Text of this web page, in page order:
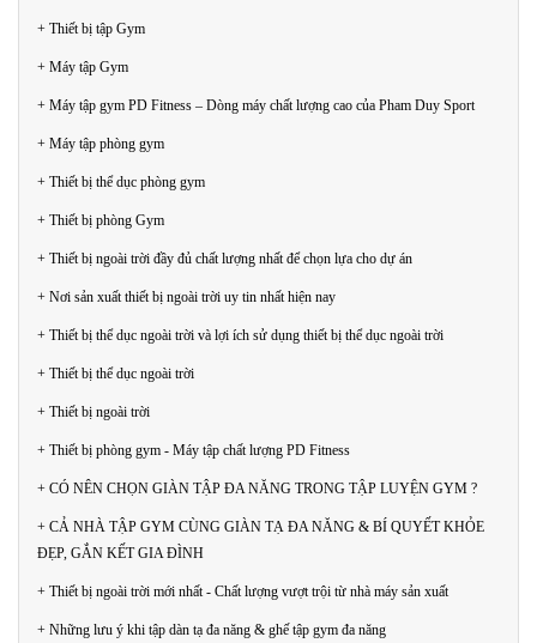
+ Thiết bị tập Gym
+ Máy tập Gym
+ Máy tập gym PD Fitness – Dòng máy chất lượng cao của Pham Duy Sport
+ Máy tập phòng gym
+ Thiết bị thể dục phòng gym
+ Thiết bị phòng Gym
+ Thiết bị ngoài trời đầy đủ chất lượng nhất để chọn lựa cho dự án
+ Nơi sản xuất thiết bị ngoài trời uy tin nhất hiện nay
+ Thiết bị thể dục ngoài trời và lợi ích sử dụng thiết bị thể dục ngoài trời
+ Thiết bị thể dục ngoài trời
+ Thiết bị ngoài trời
+ Thiết bị phòng gym - Máy tập chất lượng PD Fitness
+ CÓ NÊN CHỌN GIÀN TẬP ĐA NĂNG TRONG TẬP LUYỆN GYM ?
+ CẢ NHÀ TẬP GYM CÙNG GIÀN TẠ ĐA NĂNG & BÍ QUYẾT KHỎE
ĐẸP, GẮN KẾT GIA ĐÌNH
+ Thiết bị ngoài trời mới nhất - Chất lượng vượt trội từ nhà máy sản xuất
+ Những lưu ý khi tập dàn tạ đa năng & ghế tập gym đa năng